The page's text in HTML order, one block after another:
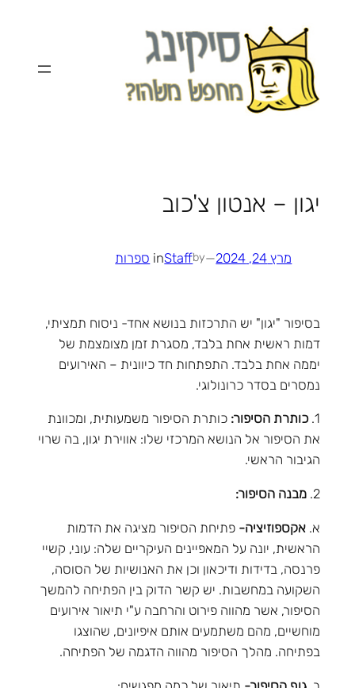
יגון – אנטון צ'כוב
מרץ 24, 2024 —
by
Staff
in ספרות
בסיפור "יגון" יש התרכזות בנושא אחד- ניסוח תמציתי,
דמות ראשית אחת בלבד, מסגרת זמן מצומצמת של
יממה אחת בלבד. התפתחות חד כיוונית – האירועים
נמסרים בסדר כרונולוגי.
1. כותרת הסיפור: כותרת הסיפור משמעותית, ומכוונת
את הסיפור אל הנושא המרכזי שלו: אווירת יגון, בה שרוי
הגיבור הראשי.
2. מבנה הסיפור:
א. אקספוזיציה- פתיחת הסיפור מציגה את הדמות
הראשית, יונה על המאפיינים העיקריים שלה: עוני, קשיי
פרנסה, בדידות ודיכאון וכן את האנושיות של הסוסה,
השקועה במחשבות. יש קשר הדוק בין הפתיחה להמשך
הסיפור, אשר מהווה פירוט והרחבה ע"י תיאור אירועים
מוחשיים, מהם משתמעים אותם איפיונים, שהוצגו
בפתיחה. מהלך הסיפור מהווה הדגמה של הפתיחה.